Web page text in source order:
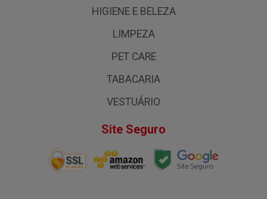
HIGIENE E BELEZA
LIMPEZA
PET CARE
TABACARIA
VESTUÁRIO
Site Seguro